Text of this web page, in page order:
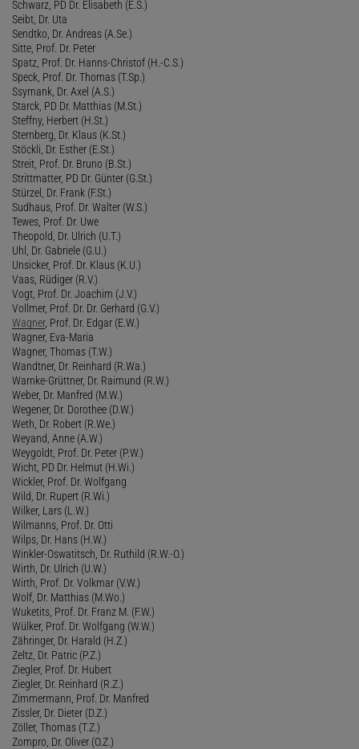
Schwarz, PD Dr. Elisabeth (E.S.)
Seibt, Dr. Uta
Sendtko, Dr. Andreas (A.Se.)
Sitte, Prof. Dr. Peter
Spatz, Prof. Dr. Hanns-Christof (H.-C.S.)
Speck, Prof. Dr. Thomas (T.Sp.)
Ssymank, Dr. Axel (A.S.)
Starck, PD Dr. Matthias (M.St.)
Steffny, Herbert (H.St.)
Sternberg, Dr. Klaus (K.St.)
Stöckli, Dr. Esther (E.St.)
Streit, Prof. Dr. Bruno (B.St.)
Strittmatter, PD Dr. Günter (G.St.)
Stürzel, Dr. Frank (F.St.)
Sudhaus, Prof. Dr. Walter (W.S.)
Tewes, Prof. Dr. Uwe
Theopold, Dr. Ulrich (U.T.)
Uhl, Dr. Gabriele (G.U.)
Unsicker, Prof. Dr. Klaus (K.U.)
Vaas, Rüdiger (R.V.)
Vogt, Prof. Dr. Joachim (J.V.)
Vollmer, Prof. Dr. Dr. Gerhard (G.V.)
Wagner, Prof. Dr. Edgar (E.W.)
Wagner, Eva-Maria
Wagner, Thomas (T.W.)
Wandtner, Dr. Reinhard (R.Wa.)
Warnke-Grüttner, Dr. Raimund (R.W.)
Weber, Dr. Manfred (M.W.)
Wegener, Dr. Dorothee (D.W.)
Weth, Dr. Robert (R.We.)
Weyand, Anne (A.W.)
Weygoldt, Prof. Dr. Peter (P.W.)
Wicht, PD Dr. Helmut (H.Wi.)
Wickler, Prof. Dr. Wolfgang
Wild, Dr. Rupert (R.Wi.)
Wilker, Lars (L.W.)
Wilmanns, Prof. Dr. Otti
Wilps, Dr. Hans (H.W.)
Winkler-Oswatitsch, Dr. Ruthild (R.W.-O.)
Wirth, Dr. Ulrich (U.W.)
Wirth, Prof. Dr. Volkmar (V.W.)
Wolf, Dr. Matthias (M.Wo.)
Wuketits, Prof. Dr. Franz M. (F.W.)
Wülker, Prof. Dr. Wolfgang (W.W.)
Zähringer, Dr. Harald (H.Z.)
Zeltz, Dr. Patric (P.Z.)
Ziegler, Prof. Dr. Hubert
Ziegler, Dr. Reinhard (R.Z.)
Zimmermann, Prof. Dr. Manfred
Zissler, Dr. Dieter (D.Z.)
Zöller, Thomas (T.Z.)
Zompro, Dr. Oliver (O.Z.)